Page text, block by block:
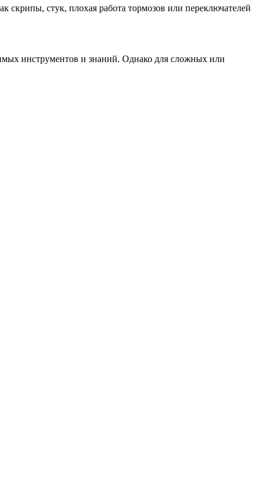
скрипы, стук, плохая работа тормозов или переключателей
инструментов и знаний. Однако для сложных или